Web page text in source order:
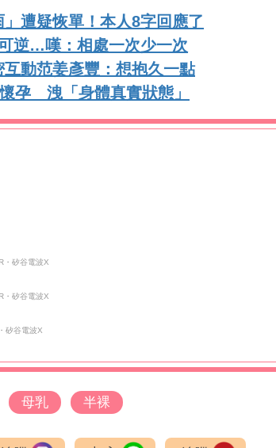
遭疑恢單！本人8字回應了
逆…嘆：相處一次少一次
動范姜彥豐：想抱久一點
孕 洩「身體真實狀態」
・矽谷電波X
・矽谷電波X
矽谷電波X
母乳 半裸